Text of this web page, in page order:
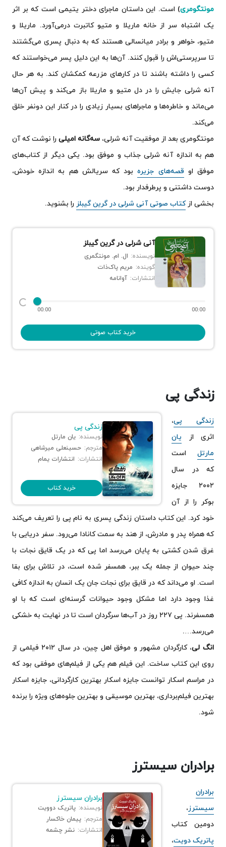
مونتگومری) است. این داستان ماجرای دختر یتیمی است که بر اثر
یک اشتباه سر از خانه‌ ماریلا و متیو کاتبرت درمی‌آورد. ماریلا و
متیو، خواهر و برادر میانسالی هستند که به دنبال پسری می‌گشتند
تا سرپرستی‌اش را قبول کنند. آن‌ها به این دلیل پسر می‌خواستند که
کسی را داشته باشند تا در کارهای مزرعه کمکشان کند. به هر حال
آنه شرلی جایش را در دل متیو و ماریلا باز می‌کند و پیش آن‌ها
می‌ماند و خاطره‌ها و ماجراهای بسیار زیادی را در کنار این دونفر خلق
می‌کند.
مونتگومری بعد از موفقیت آنه شرلی، سه‌گانه امیلی را نوشت که آن
هم به اندازه آنه شرلی جذاب و موفق بود. یکی دیگر از کتاب‌های
موفق او قصه‌های جزیرهبود که سریالش هم به اندازه‌ خودش،
دوست داشتنی و پرطرفدار بود.
بخشی ازکتاب صوتی آنی شرلی در گرین گیبلز را بشنوید.
آنی شرلی در گرین گیبلز
نویسنده: ال. ام. مونتگمری
گوینده: مریم پاک‌ذات
انتشارات: آوانامه
00:00 00:00
خرید کتاب صوتی
زندگی پی
زندگی پی
نویسنده: یان مارتل
مترجم: حسینعلی میرشاهی
انتشارات: انتشارات یمام
خرید کتاب
زندگی پی،
اثری از یان
مارتل است
که در سال
۲۰۰۲ جایزه
بوکر را از آن
خود کرد. این کتاب داستان زندگی پسری به نام پی را تعریف می‌کند
که همراه پدر و مادرش، از هند به سمت کانادا می‌رود. سفر دریایی با
غرق شدن کشتی به پایان می‌رسد اما پی که در یک قایق نجات با
چند حیوان از جمله یک ببر، همسفر شده است، در تلاش برای بقا
است. او می‌داند که در قایق برای نجات جان یک انسان به اندازه کافی
غذا وجود دارد اما مشکل وجود حیوانات گرسنه‌ای است که با او
همسفرند. پی ۲۲۷ روز در آب‌ها سرگردان است تا در نهایت به خشکی
می‌‌رسد….
انگ لی
، کارگردان مشهور و موفق اهل چین، در سال ۲۰۱۲ فیلمی از
روی این کتاب ساخت. این فیلم هم یکی از فیلم‌های موفقی بود که
در مراسم اسکار توانست جایزه اسکار بهترین کارگردانی، جایزه اسکار
بهترین فیلم‌برداری، بهترین موسیقی و بهترین جلوه‌های ویژه را برنده
شود.
برادران سیسترز
برادران سیسترز
نویسنده: پاتریک دوویت
مترجم: پیمان خاکسار
انتشارات: نشر چشمه
برادران
سیسترز،
دومین کتاب
پاتریک دویت،